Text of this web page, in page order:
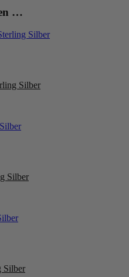
…
Silber
Silber
Silber